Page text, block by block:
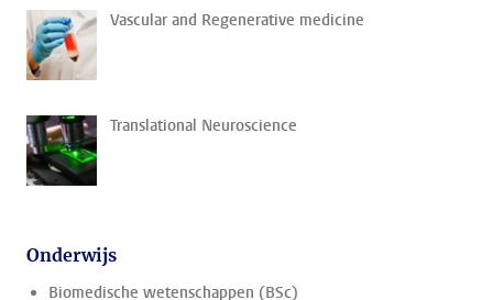
Vascular and Regenerative medicine
Translational Neuroscience
Onderwijs
Biomedische wetenschappen (BSc)